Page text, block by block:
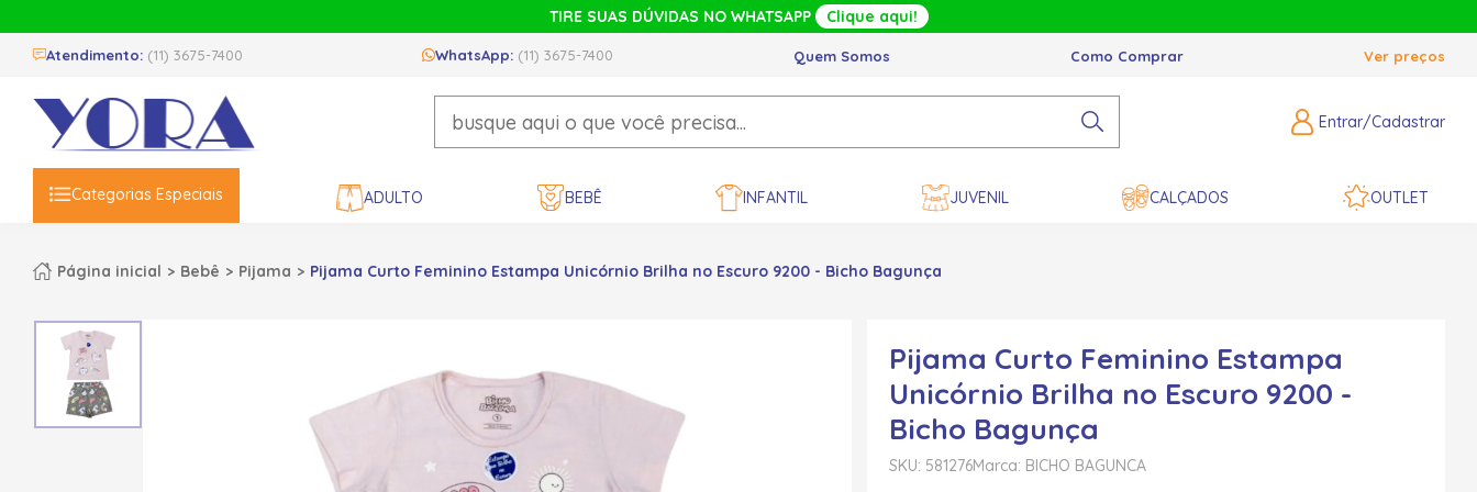
TIRE SUAS DÚVIDAS NO WHATSAPP Clique aqui!
Atendimento: (11) 3675-7400 WhatsApp: (11) 3675-7400 Quem Somos Como Comprar Ver preços
Entrar/Cadastrar
Categorias Especiais ADULTO BEBÊ INFANTIL JUVENIL CALÇADOS OUTLET
Página inicial Bebê Pijama Pijama Curto Feminino Estampa Unicórnio Brilha no Escuro 9200 - Bicho Bagunça
Pijama Curto Feminino Estampa
Unicórnio Brilha no Escuro 9200 -
Bicho Bagunça
SKU: 581276Marca: BICHO BAGUNCA